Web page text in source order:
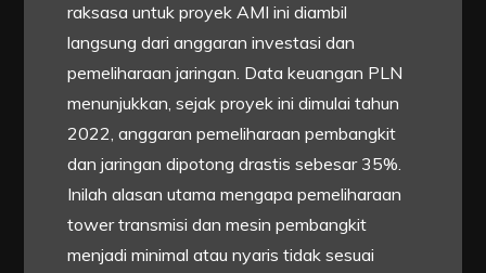
raksasa untuk proyek AMI ini diambil
langsung dari anggaran investasi dan
pemeliharaan jaringan. Data keuangan PLN
menunjukkan, sejak proyek ini dimulai tahun
2022, anggaran pemeliharaan pembangkit
dan jaringan dipotong drastis sebesar 35%.
Inilah alasan utama mengapa pemeliharaan
tower transmisi dan mesin pembangkit
menjadi minimal atau nyaris tidak sesuai